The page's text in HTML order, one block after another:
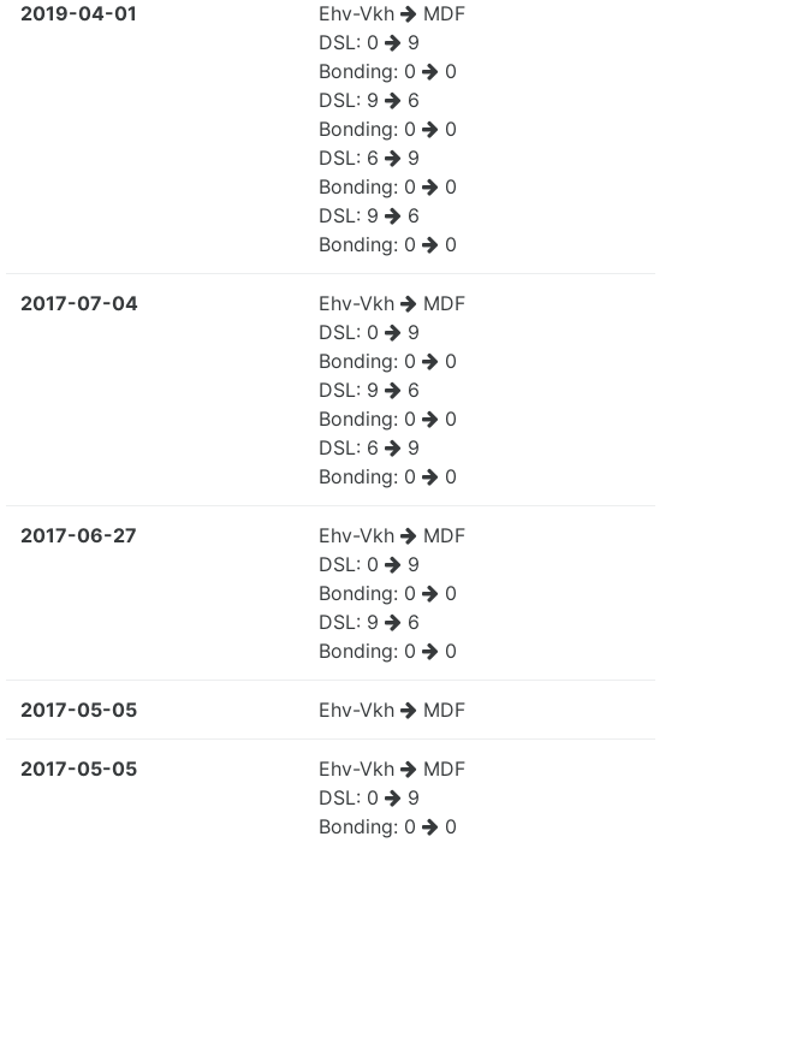
2019-04-01 Ehv-Vkh
MDF
DSL: 0
9
Bonding: 0
0
DSL: 9
6
Bonding: 0
0
DSL: 6
9
Bonding: 0
0
DSL: 9
6
Bonding: 0 0
2017-07-04 Ehv-Vkh
MDF
DSL: 0
9
Bonding: 0
0
DSL: 9
6
Bonding: 0
0
DSL: 6
9
Bonding: 0 0
2017-06-27 Ehv-Vkh
MDF
DSL: 0
9
Bonding: 0
0
DSL: 9
6
Bonding: 0 0
2017-05-05 Ehv-Vkh MDF
2017-05-05 Ehv-Vkh
MDF
DSL: 0
9
Bonding: 0 0